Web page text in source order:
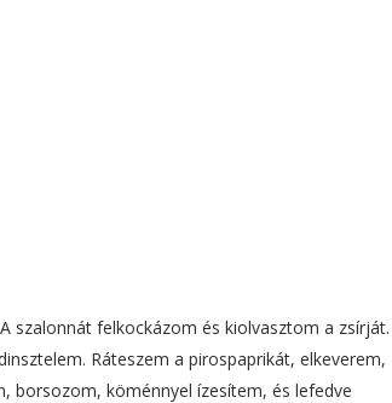
szalonnát felkockázom és kiolvasztom a zsírját.
Ráteszem a pirospaprikát, elkeverem,
borsozom, köménnyel ízesítem, és lefedve